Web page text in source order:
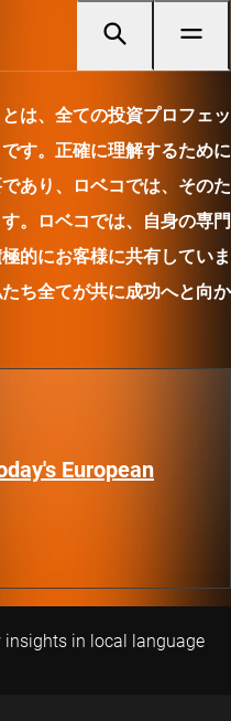
は、全ての投資プロフェッ
す。正確に理解するために
あり、ロベコでは、そのた
。ロベコでは、自身の専門
的にお客様に共有していま
ち全てが共に成功へと向か
European
insights in local language